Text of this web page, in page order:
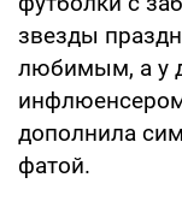
звезды
любимым, а у
дополнила
фатой.